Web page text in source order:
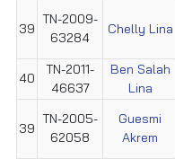
39
TN-2009-
63284
Chelly Lina
40
TN-2011-
46637
Ben Salah
Lina
39
TN-2005-
62058
Guesmi
Akrem